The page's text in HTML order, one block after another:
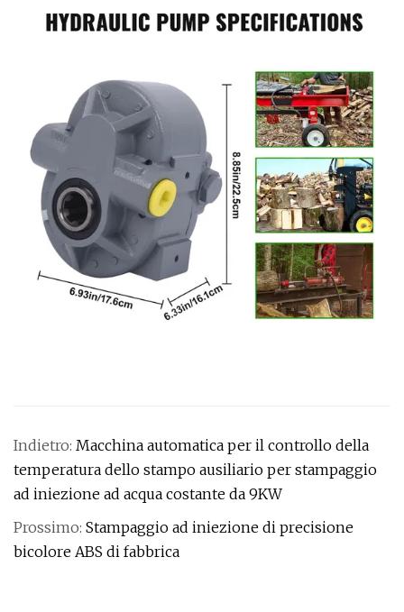
Indietro: Macchina automatica per il controllo della
temperatura dello stampo ausiliario per stampaggio
ad iniezione ad acqua costante da 9KW
Prossimo: Stampaggio ad iniezione di precisione
bicolore ABS di fabbrica